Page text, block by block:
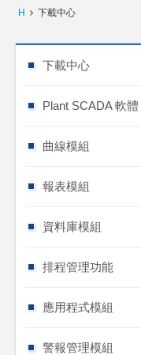
H 下載中心
下載中心
Plant SCADA 軟體
曲線模組
報表模組
資料庫模組
排程管理功能
應用程式模組
警報管理模組